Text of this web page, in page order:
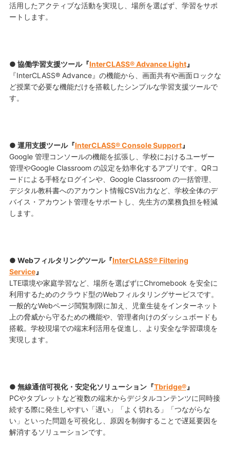
活用したアクティブな活動を実現し、場所を選ばず、学習をサポ
ートします。
● 協働学習支援ツール『InterCLASS® Advance Light』
『InterCLASS® Advance』の機能から、画面共有や画面ロックな
ど授業で必要な機能だけを搭載したシンプルな学習支援ツールで
す。
● 運用支援ツール『InterCLASS®︎ Console Support』
Google 管理コンソールの機能を拡張し、学校におけるユーザー
管理やGoogle Classroom の設定を効率化するアプリです。QRコ
ードによる手軽なログインや、Google Classroom の一括管理、
デジタル教科書へのアカウント情報CSV出力など、学校全体のデ
バイス・アカウント管理をサポートし、先生方の業務負担を軽減
します。
● Webフィルタリングツール『InterCLASS® Filtering
Service』
LTE環境や家庭学習など、場所を選ばずにChromebook を安全に
利用するためのクラウド型のWebフィルタリングサービスです。
一般的なWebページ閲覧制限に加え、児童生徒をインターネット
上の脅威から守るための機能や、管理者向けのダッシュボードも
搭載。学校現場での端末利活用を促進し、より安全な学習環境を
実現します。
● 無線通信可視化・安定化ソリューション『Tbridge®』
PCやタブレットなど複数の端末からデジタルコンテンツに同時接
続する際に発生しやすい「遅い」「よく切れる」「つながらな
い」といった問題を可視化し、原因を制御することで遅延要因を
解消するソリューションです。